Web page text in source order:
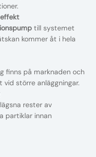
till systemet
kommer åt i hela
finns på marknaden och
vid större anläggningar.
rester av
partiklar innan